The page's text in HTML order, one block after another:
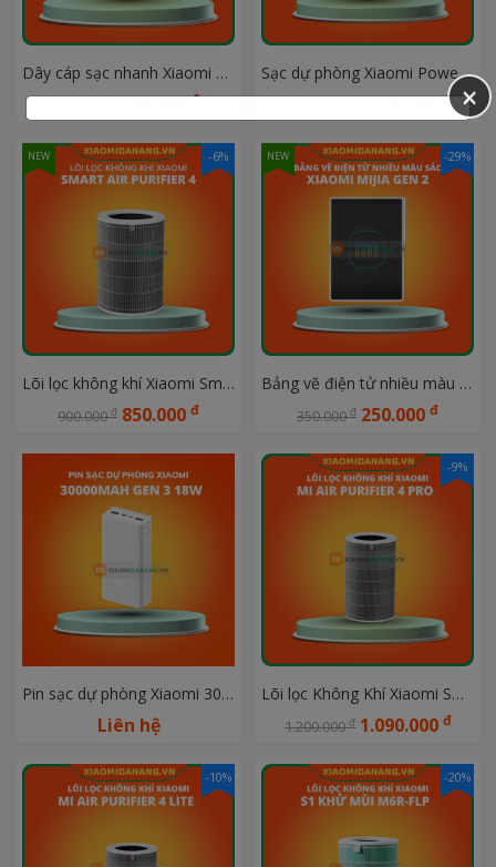
Dây cáp sạc nhanh Xiaomi 6A USB Type-C 120W
150.000đ
Sạc dự phòng Xiaomi Power 25000Mah 212W
2.100.000đ
Lõi lọc không khí Xiaomi Smart Air Purifier 4 Filter(BHR5120GL)
900.000đ 850.000 đ
-6%
NEW
Bảng vẽ điện tử nhiều màu sắc xiaomi mijia gen 2
350.000đ 250.000 đ
-29%
NEW
Pin sạc dự phòng Xiaomi 30000mAh gen 3 18W
Liên hệ
Lõi lọc Không Khí Xiaomi Smart Air Purifier 4 Pro
1.200.000đ 1.090.000 đ
-9%
-10% -20%
×